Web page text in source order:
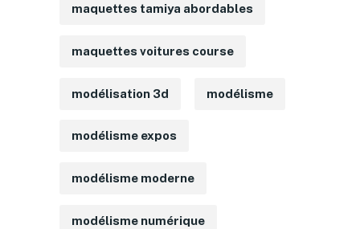
maquettes tamiya abordables
maquettes voitures course
modélisation 3d modélisme
modélisme expos
modélisme moderne
modélisme numérique